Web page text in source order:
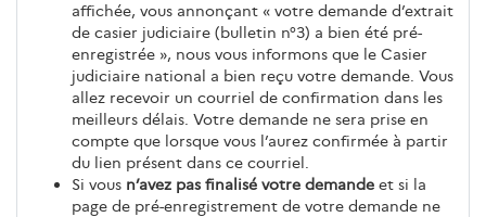
affichée, vous annonçant « votre demande d’extrait
de casier judiciaire (bulletin n°3) a bien été pré-
enregistrée », nous vous informons que le Casier
judiciaire national a bien reçu votre demande. Vous
allez recevoir un courriel de confirmation dans les
meilleurs délais. Votre demande ne sera prise en
compte que lorsque vous l’aurez confirmée à partir
du lien présent dans ce courriel.
Si vous n’avez pas finalisé votre demande et si la
page de pré-enregistrement de votre demande ne